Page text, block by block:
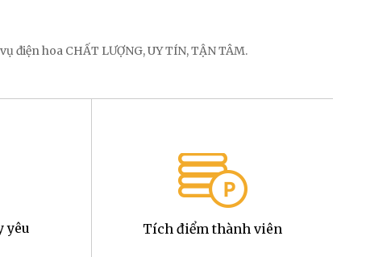
hoa CHẤT LƯỢNG, UY TÍN, TẬN TÂM.
yêu Tích điểm thành viên